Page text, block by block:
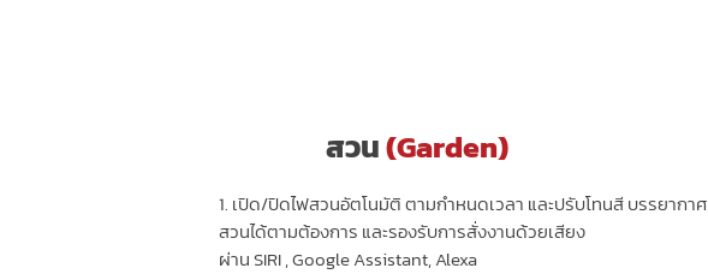
สวน(Garden)
1. เปิด/ปิดไฟสวนอัตโนมัติ ตามกำหนดเวลา และปรับโทนสี บรรยากาศ
สวนได้ตามต้องการ และรองรับการสั่งงานด้วยเสียง
ผ่าน SIRI , Google Assistant, Alexa